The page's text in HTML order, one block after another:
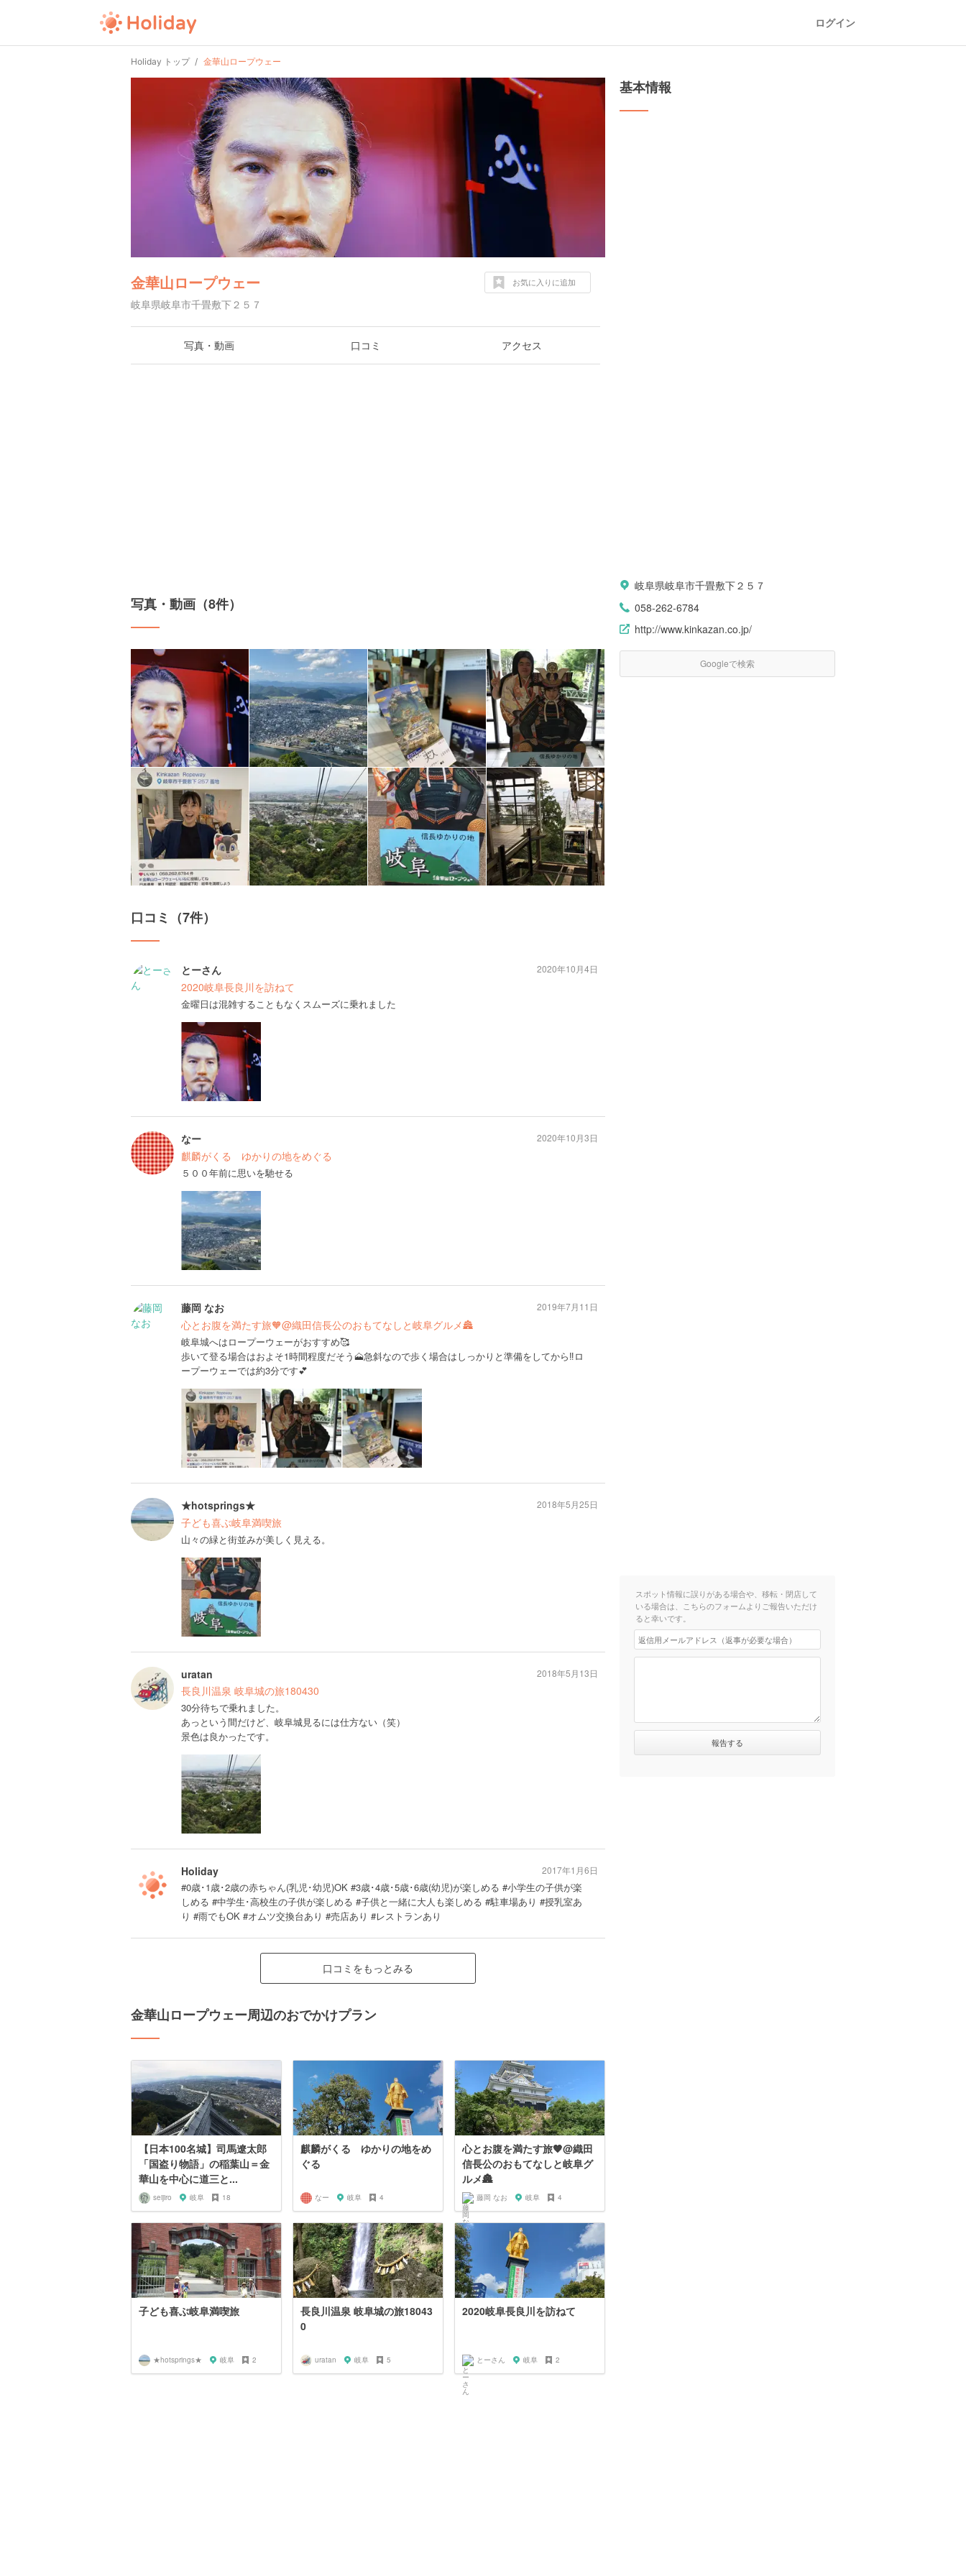
ログイン
Holiday トップ 金華山ロープウェー
金華山ロープウェー
岐阜県岐阜市千畳敷下２５７
お気に入りに追加
写真・動画 口コミ アクセス
写真・動画（8件）
口コミ（7件）
とーさん
2020岐阜長良川を訪ねて
金曜日は混雑することもなくスムーズに乗れました
2020年10月4日
なー
麒麟がくる ゆかりの地をめぐる
５００年前に思いを馳せる
2020年10月3日
藤岡 なお
心とお腹を満たす旅🧡@織田信長公のおもてなしと岐阜グルメ🏯
岐阜城へはロープーウェーがおすすめ🥰
歩いて登る場合はおよそ1時間程度だそう🗻急斜なので歩く場合はしっかりと準備をしてから‼️ロ
ープーウェーでは約3分です💕
2019年7月11日
★hotsprings★
子ども喜ぶ岐阜満喫旅
山々の緑と街並みが美しく見える。
2018年5月25日
uratan
長良川温泉 岐阜城の旅180430
30分待ちで乗れました。
あっという間だけど、岐阜城見るには仕方ない（笑）
景色は良かったです。
2018年5月13日
Holiday
#0歳･1歳･2歳の赤ちゃん(乳児･幼児)OK #3歳･4歳･5歳･6歳(幼児)が楽しめる #小学生の子供が楽
しめる #中学生･高校生の子供が楽しめる #子供と一緒に大人も楽しめる #駐車場あり #授乳室あ
り #雨でもOK #オムツ交換台あり #売店あり #レストランあり
2017年1月6日
口コミをもっとみる
金華山ロープウェー周辺のおでかけプラン
【日本100名城】司馬遼太郎
「国盗り物語」の稲葉山＝金
華山を中心に道三と...
seijiro 岐阜 18
麒麟がくる ゆかりの地をめ
ぐる
なー 岐阜 4
心とお腹を満たす旅🧡@織田
信長公のおもてなしと岐阜グ
ルメ🏯
藤岡 なお 岐阜 4
子ども喜ぶ岐阜満喫旅
★hotsprings★ 岐阜 2
長良川温泉 岐阜城の旅18043
0
uratan 岐阜 5
2020岐阜長良川を訪ねて
とーさん 岐阜 2
基本情報
岐阜県岐阜市千畳敷下２５７
058-262-6784
http://www.kinkazan.co.jp/
Googleで検索
スポット情報に誤りがある場合や、移転・閉店して
いる場合は、こちらのフォームよりご報告いただけ
ると幸いです。